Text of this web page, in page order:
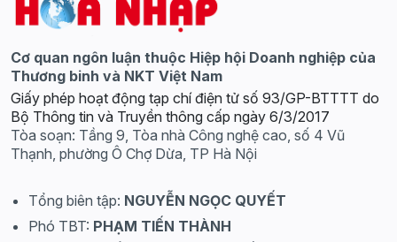
Cơ quan ngôn luận thuộc Hiệp hội Doanh nghiệp của
Thương binh và NKT Việt Nam
Giấy phép hoạt động tạp chí điện tử số 93/GP-BTTTT do
Bộ Thông tin và Truyền thông cấp ngày 6/3/2017
Tòa soạn: Tầng 9, Tòa nhà Công nghệ cao, số 4 Vũ
Thạnh, phường Ô Chợ Dừa, TP Hà Nội
Tổng biên tập: NGUYỄN NGỌC QUYẾT
Phó TBT: PHẠM TIẾN THÀNH